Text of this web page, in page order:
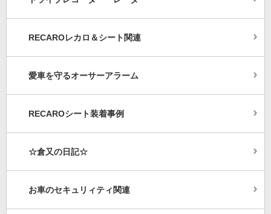
RECAROレカロ＆シート関連
愛車を守るオーサーアラーム
RECAROシート装着事例
☆倉又の日記☆
お車のセキュリィティ関連